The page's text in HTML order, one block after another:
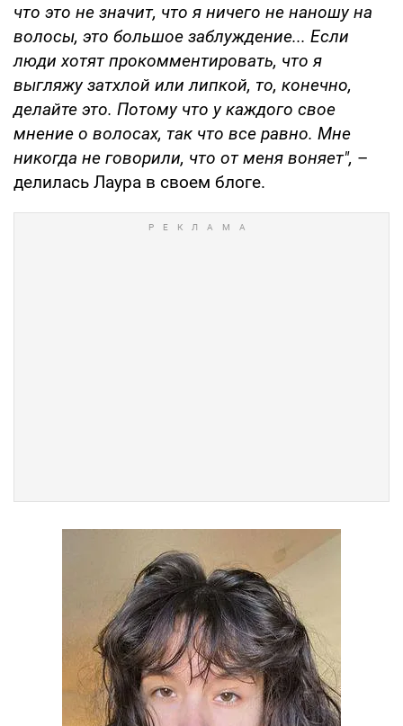
что это не значит, что я ничего не наношу на
волосы, это большое заблуждение... Если
люди хотят прокомментировать, что я
выгляжу затхлой или липкой, то, конечно,
делайте это. Потому что у каждого свое
мнение о волосах, так что все равно. Мне
никогда не говорили, что от меня воняет", –
делилась Лаура в своем блоге.